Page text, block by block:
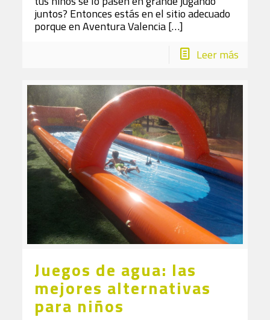
juntos? Entonces estás en el sitio adecuado
porque en Aventura Valencia[…]
Leer más
Juegos de agua: las
mejores alternativas
para niños